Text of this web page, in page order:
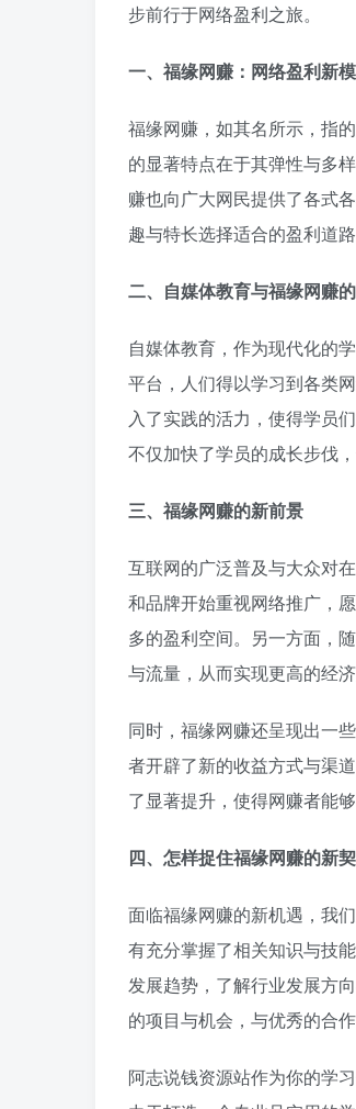
步前行于网络盈利之旅。
一、福缘网赚：网络盈利新
福缘网赚，如其名所示，指
的显著特点在于其弹性与多
赚也向广大网民提供了各式
趣与特长选择适合的盈利道路
二、自媒体教育与福缘网赚
自媒体教育，作为现代化的
平台，人们得以学习到各类
入了实践的活力，使得学员
不仅加快了学员的成长步伐
三、福缘网赚的新前景
互联网的广泛普及与大众对
和品牌开始重视网络推广，
多的盈利空间。另一方面，
与流量，从而实现更高的经济
同时，福缘网赚还呈现出一
者开辟了新的收益方式与渠
了显著提升，使得网赚者能
四、怎样捉住福缘网赚的新
面临福缘网赚的新机遇，我
有充分掌握了相关知识与技
发展趋势，了解行业发展方
的项目与机会，与优秀的合
阿志说钱资源站作为你的学